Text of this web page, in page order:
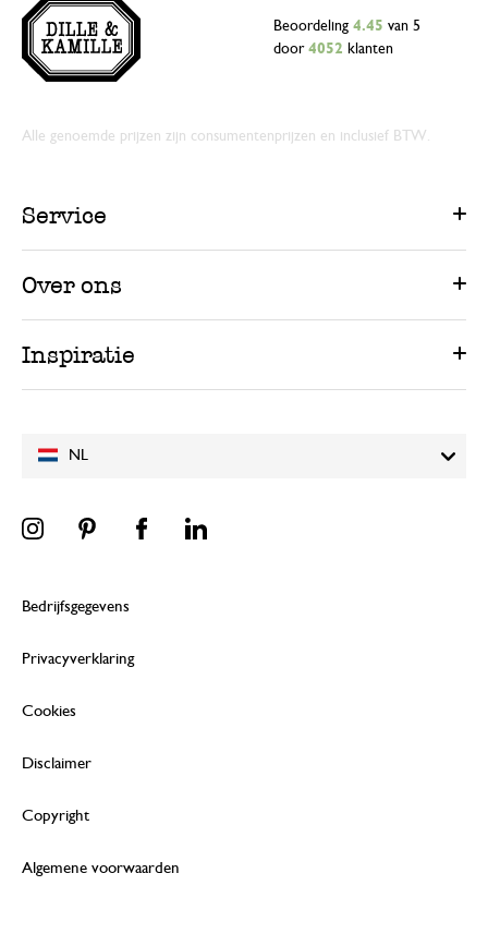
NL
Beoordeling 4.45 van 5
door 4052 klanten
Alle genoemde prijzen zijn consumentenprijzen en inclusief BTW.
Service
Over ons
Inspiratie
Bedrijfsgegevens
Privacyverklaring
Cookies
Disclaimer
Copyright
Algemene voorwaarden